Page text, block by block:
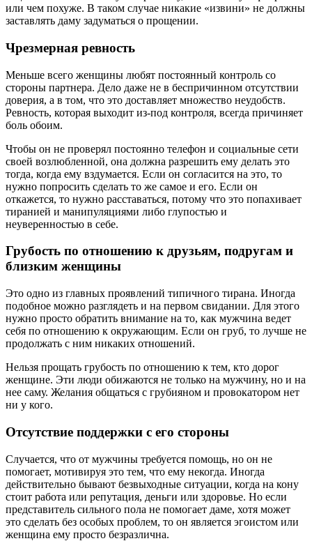
или чем похуже. В таком случае никакие «извини» не должны
заставлять даму задуматься о прощении.
Чрезмерная ревность
Меньше всего женщины любят постоянный контроль со
стороны партнера. Дело даже не в беспричинном отсутствии
доверия, а в том, что это доставляет множество неудобств.
Ревность, которая выходит из-под контроля, всегда причиняет
боль обоим.
Чтобы он не проверял постоянно телефон и социальные сети
своей возлюбленной, она должна разрешить ему делать это
тогда, когда ему вздумается. Если он согласится на это, то
нужно попросить сделать то же самое и его. Если он
откажется, то нужно расставаться, потому что это попахивает
тиранией и манипуляциями либо глупостью и
неуверенностью в себе.
Грубость по отношению к друзьям, подругам и
близким женщины
Это одно из главных проявлений типичного тирана. Иногда
подобное можно разглядеть и на первом свидании. Для этого
нужно просто обратить внимание на то, как мужчина ведет
себя по отношению к окружающим. Если он груб, то лучше не
продолжать с ним никаких отношений.
Нельзя прощать грубость по отношению к тем, кто дорог
женщине. Эти люди обижаются не только на мужчину, но и на
нее саму. Желания общаться с грубияном и провокатором нет
ни у кого.
Отсутствие поддержки с его стороны
Случается, что от мужчины требуется помощь, но он не
помогает, мотивируя это тем, что ему некогда. Иногда
действительно бывают безвыходные ситуации, когда на кону
стоит работа или репутация, деньги или здоровье. Но если
представитель сильного пола не помогает даме, хотя может
это сделать без особых проблем, то он является эгоистом или
женщина ему просто безразлична.